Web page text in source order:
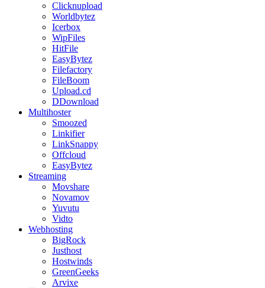
Clicknupload
Worldbytez
Icerbox
WipFiles
HitFile
EasyBytez
Filefactory
FileBoom
Upload.cd
DDownload
Multihoster
Smoozed
Linkifier
LinkSnappy
Offcloud
EasyBytez
Streaming
Movshare
Novamov
Yuvutu
Vidto
Webhosting
BigRock
Justhost
Hostwinds
GreenGeeks
Arvixe